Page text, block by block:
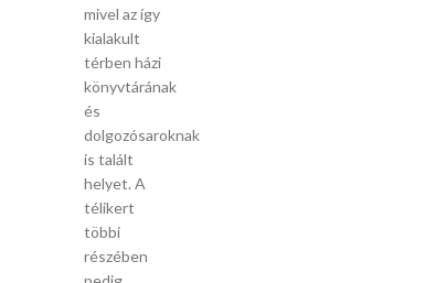
mivel az így
kialakult
térben házi
könyvtárának
és
dolgozósaroknak
is talált
helyet. A
télikert
többi
részében